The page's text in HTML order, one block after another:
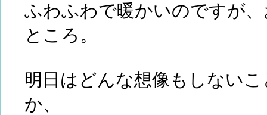
ふわふわで暖かいのですが
ところ。
明日はどんな想像もしない
か、